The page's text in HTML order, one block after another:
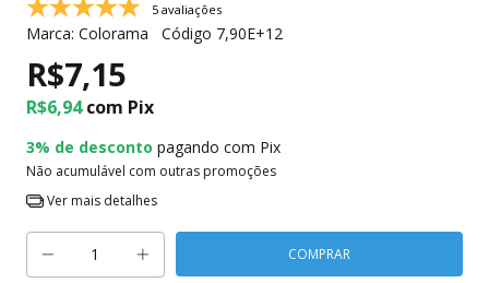
5 avaliações
Marca: Colorama Código 7,90E+12
R$7,15
R$6,94com Pix
3% de desconto pagando com Pix
Não acumulável com outras promoções
Ver mais detalhes